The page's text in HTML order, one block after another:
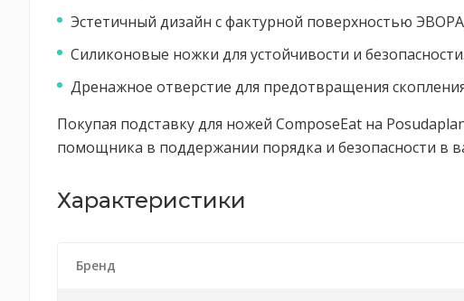
Эстетичный дизайн с фактурной поверхностью
Силиконовые ножки для устойчивости и безопасности.
Дренажное отверстие для предотвращения
Покупая подставку для ножей ComposeEat на
помощника в поддержании порядка и безопасности в
Характеристики
Бренд